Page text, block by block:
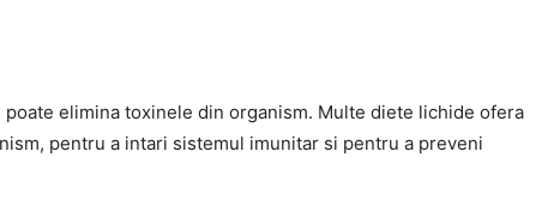
elimina toxinele din organism. Multe diete lichide ofera
pentru a intari sistemul imunitar si pentru a preveni